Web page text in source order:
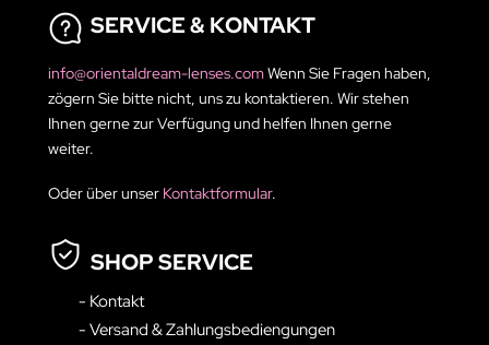
SERVICE & KONTAKT
info@orientaldream-lenses.comWenn Sie Fragen haben,
zögern Sie bitte nicht, uns zu kontaktieren. Wir stehen
Ihnen gerne zur Verfügung und helfen Ihnen gerne
weiter.
Oder über unser Kontaktformular.
SHOP SERVICE
- Kontakt
- Versand & Zahlungsbediengungen